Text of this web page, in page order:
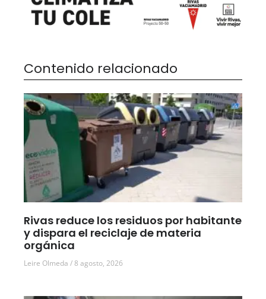
Contenido relacionado
Rivas reduce los residuos por habitante
y dispara el reciclaje de materia
orgánica
Leire Olmeda 8 agosto, 2026